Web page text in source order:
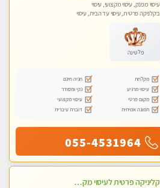
עיסוי מפנק, עיסוי מקצועי, עיסוי
בקלניקה פרטית, עיסוי עד הבית, עיסוי
פלטינה
מקלחת
חניה חינם
עיסוי מרגיע
נקי ומסודר
מקום פרטי
עיסוי מקצועי
תמונה אמיתית
דוברת עיברית
055-4531964
קליניקה פרטית לעיסוי מקצועי ואלטרנטיבי ברמה גבוהה VIP תתקשר ..... highly recommended..new in the city